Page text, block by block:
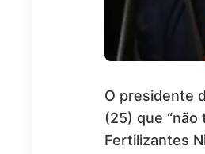
O presidente
(25) que “não
Fertilizantes